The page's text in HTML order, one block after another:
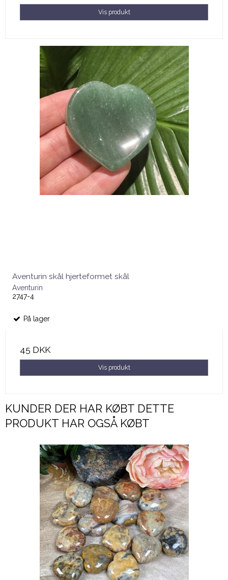
Vis produkt
Aventurin skål hjerteformet skål
Aventurin
2747-4
På lager
45 DKK
Vis produkt
KUNDER DER HAR KØBT DETTE
PRODUKT HAR OGSÅ KØBT